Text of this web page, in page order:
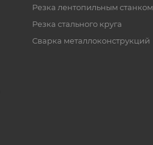
Резка лентопильным станком
Резка стального круга
Сварка металлоконструкций